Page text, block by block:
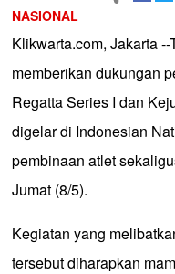
NASIONAL
Klikwarta.com, Jakarta
memberikan dukungan
Regatta Series I dan
digelar di Indonesian
pembinaan atlet
Jumat (8/5).
Kegiatan yang
tersebut diharapkan